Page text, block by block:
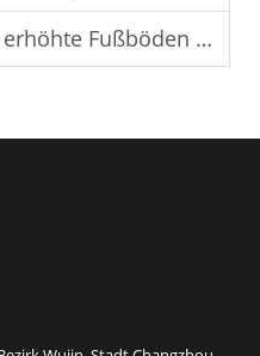
und Veränderungen im Büro?